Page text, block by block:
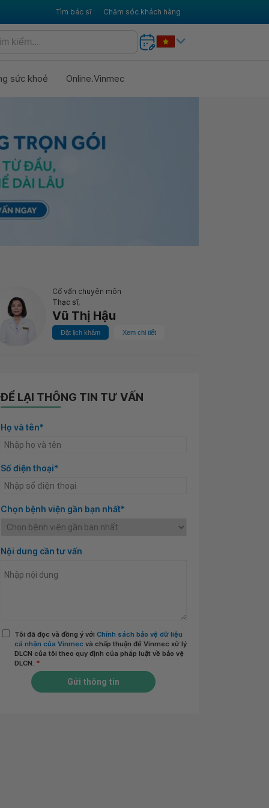
Tìm bác sĩ Chăm sóc khách hàng
sức khoẻ Online.Vinmec
Cố vấn chuyên môn
Thạc sĩ,
Vũ Thị Hậu
Đặt lịch khám Xem chi tiết
ĐỂ LẠI THÔNG TIN TƯ VẤN
Họ và tên*
Số điện thoại*
Chọn bệnh viện gần bạn nhất*
Nội dung cần tư vấn
Tôi đã đọc và đồng ý với Chính sách bảo vệ dữ liệu
cá nhân của Vinmec và chấp thuận để Vinmec xử lý
DLCN của tôi theo quy định của pháp luật về bảo vệ
DLCN. *
Gửi thông tin